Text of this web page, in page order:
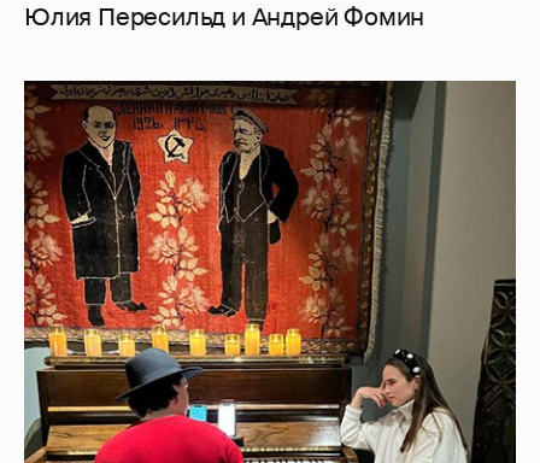
Юлия Пересильд и Андрей Фомин